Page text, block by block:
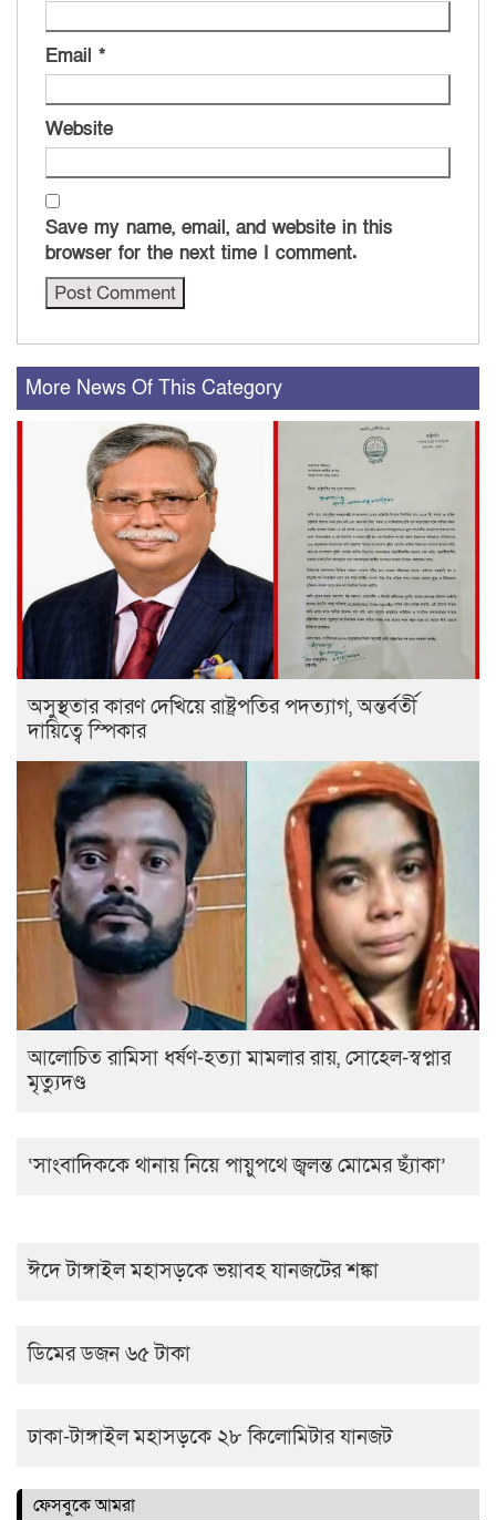
Email *
Website
Save my name, email, and website in this
browser for the next time I comment.
More News Of This Category
অসুস্থতার কারণ দেখিয়ে রাষ্ট্রপতির পদত্যাগ, অন্তর্বর্তী
দায়িত্বে স্পিকার
আলোচিত রামিসা ধর্ষণ-হত্যা মামলার রায়, সোহেল-স্বপ্নার
মৃত্যুদণ্ড
‘সাংবাদিককে থানায় নিয়ে পায়ুপথে জ্বলন্ত মোমের ছ্যাঁকা’
ঈদে টাঙ্গাইল মহাসড়কে ভয়াবহ যানজটের শঙ্কা
ডিমের ডজন ৬৫ টাকা
ঢাকা-টাঙ্গাইল মহাসড়কে ২৮ কিলোমিটার যানজট
ফেসবুকে আমরা